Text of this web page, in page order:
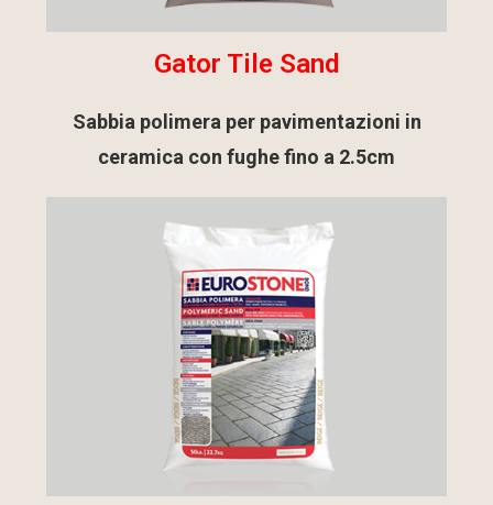
Gator Tile Sand
Sabbia polimera per pavimentazioni in
ceramica con fughe fino a 2.5cm